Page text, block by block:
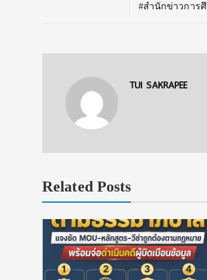
#สำนักข่าวการ
TUI SAKRAPEE
Related Posts